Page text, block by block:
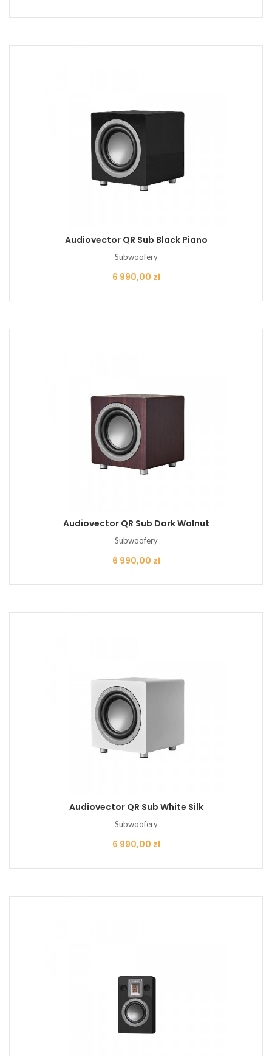
Audiovector QR Sub Black Piano
Subwoofery
Cena
6 990,00 zł
Audiovector QR Sub Dark Walnut
Subwoofery
Cena
6 990,00 zł
Audiovector QR Sub White Silk
Subwoofery
Cena
6 990,00 zł